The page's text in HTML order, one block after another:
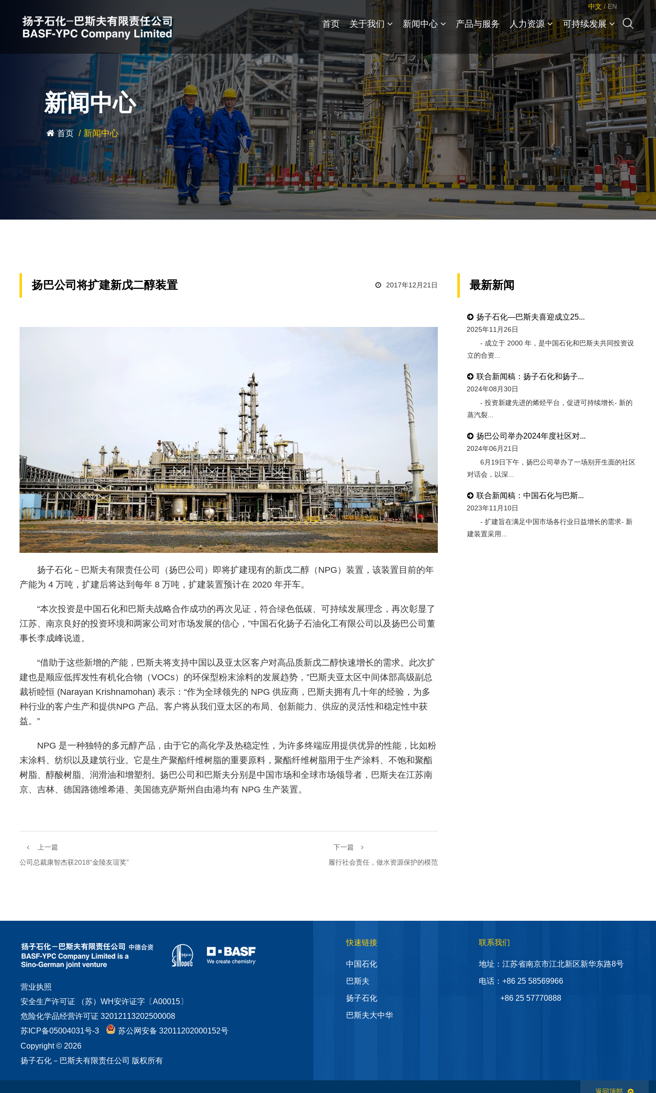
首页 关于我们 新闻中心 产品与服务 人力资源 可持续发展
中文 /EN
新闻中心
首页 / 新闻中心
扬巴公司将扩建新戊二醇装置 2017年12月21日
扬子石化－巴斯夫有限责任公司（扬巴公司）即将扩建现有的新戊二醇（NPG）装置，该装置目前的年
产能为 4 万吨，扩建后将达到每年 8 万吨，扩建装置预计在 2020 年开车。
“本次投资是中国石化和巴斯夫战略合作成功的再次见证，符合绿色低碳、可持续发展理念，再次彰显了
江苏、南京良好的投资环境和两家公司对市场发展的信心，”中国石化扬子石油化工有限公司以及扬巴公司董
事长李成峰说道。
“借助于这些新增的产能，巴斯夫将支持中国以及亚太区客户对高品质新戊二醇快速增长的需求。此次扩
建也是顺应低挥发性有机化合物（VOCs）的环保型粉末涂料的发展趋势，”巴斯夫亚太区中间体部高级副总
裁祈睦恒 (Narayan Krishnamohan) 表示：“作为全球领先的 NPG 供应商，巴斯夫拥有几十年的经验，为多
种行业的客户生产和提供NPG 产品。客户将从我们亚太区的布局、创新能力、供应的灵活性和稳定性中获
益。”
NPG 是一种独特的多元醇产品，由于它的高化学及热稳定性，为许多终端应用提供优异的性能，比如粉
末涂料、纺织以及建筑行业。它是生产聚酯纤维树脂的重要原料，聚酯纤维树脂用于生产涂料、不饱和聚酯
树脂、醇酸树脂、润滑油和增塑剂。扬巴公司和巴斯夫分别是中国市场和全球市场领导者，巴斯夫在江苏南
京、吉林、德国路德维希港、美国德克萨斯州自由港均有 NPG 生产装置。
上一篇
公司总裁康智杰获2018“金陵友谊奖”
下一篇
履行社会责任，做水资源保护的模范
最新新闻
扬子石化—巴斯夫喜迎成立25...
2025年11月26日
- 成立于 2000 年，是中国石化和巴斯夫共同投资设
立的合资...
联合新闻稿：扬子石化和扬子...
2024年08月30日
- 投资新建先进的烯烃平台，促进可持续增长- 新的
蒸汽裂...
扬巴公司举办2024年度社区对...
2024年06月21日
6月19日下午，扬巴公司举办了一场别开生面的社区
对话会，以深...
联合新闻稿：中国石化与巴斯...
2023年11月10日
- 扩建旨在满足中国市场各行业日益增长的需求- 新
建装置采用...
营业执照
安全生产许可证 （苏）WH安许证字〔A00015〕
危险化学品经营许可证 32012113202500008
苏ICP备05004031号-3
苏公网安备 32011202000152号
Copyright © 2026
扬子石化－巴斯夫有限责任公司 版权所有
快速链接
中国石化
巴斯夫
扬子石化
巴斯夫大中华
联系我们
地址：江苏省南京市江北新区新华东路8号
电话：+86 25 58569966
+86 25 57770888